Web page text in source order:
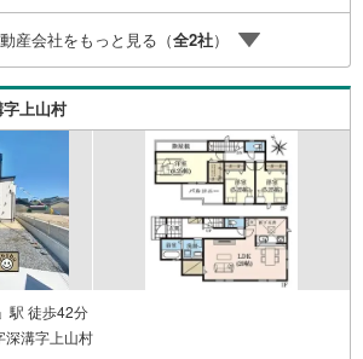
越しいただける大型店舗です（大型駐車場完
ご案内 随時受け付けています！】お電話受
（年中無休）年中無休につき土日はもちろ
仕事終わりのご内覧、女性営業スタッフによ
能です！
産会社をもっと見る（全2社）
上山村
駅 徒歩42分
深溝字上山村